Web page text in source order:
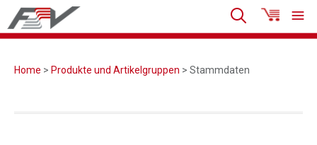
Home > Produkte und Artikelgruppen > Stammdaten